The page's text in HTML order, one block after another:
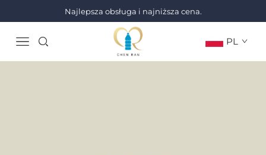
Najlepsza obsługa i najniższa cena.
PL